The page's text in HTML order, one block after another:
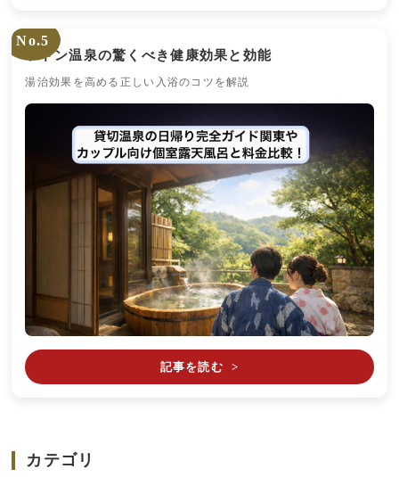
No.5
ラドン温泉の驚くべき健康効果と効能
湯治効果を高める正しい入浴のコツを解説
記事を読む >
カテゴリ